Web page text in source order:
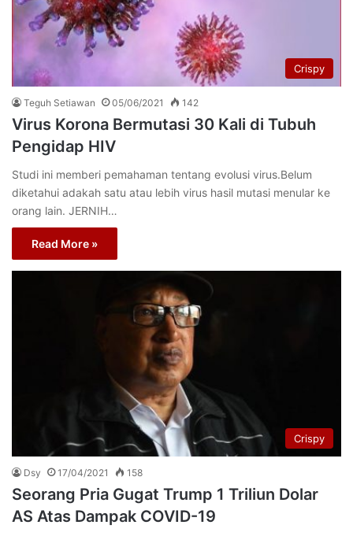
Crispy
Teguh Setiawan 05/06/2021 142
Virus Korona Bermutasi 30 Kali di Tubuh
Pengidap HIV
Studi ini memberi pemahaman tentang evolusi virus.Belum
diketahui adakah satu atau lebih virus hasil mutasi menular ke
orang lain. JERNIH…
Read More »
Crispy
Dsy 17/04/2021 158
Seorang Pria Gugat Trump 1 Triliun Dolar
AS Atas Dampak COVID-19